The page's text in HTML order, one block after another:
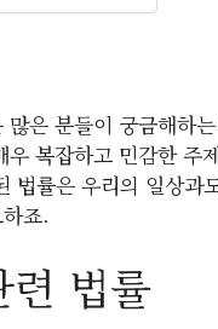
많은 분들이 궁금해하
우 복잡하고 민감한 주
법률은 우리의 일상과
죠.
련 법률